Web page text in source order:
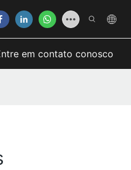
em contato conosco